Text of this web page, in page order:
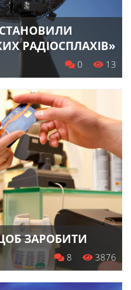
РАДІОСПЛАХІВ»
13
0
ЗАРОБИТИ
3876
8